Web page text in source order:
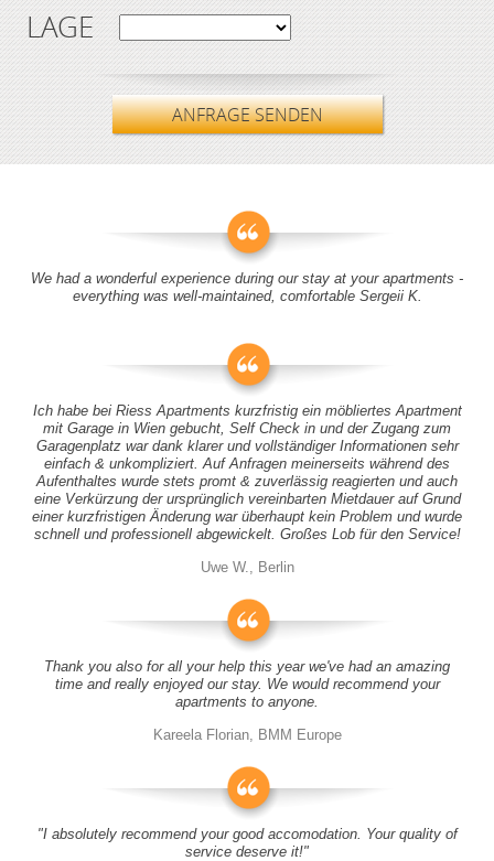
LAGE
ANFRAGE SENDEN
We had a wonderful experience during our stay at your apartments -
everything was well-maintained, comfortable Sergeii K.
Ich habe bei Riess Apartments kurzfristig ein möbliertes Apartment
mit Garage in Wien gebucht, Self Check in und der Zugang zum
Garagenplatz war dank klarer und vollständiger Informationen sehr
einfach & unkompliziert. Auf Anfragen meinerseits während des
Aufenthaltes wurde stets promt & zuverlässig reagierten und auch
eine Verkürzung der ursprünglich vereinbarten Mietdauer auf Grund
einer kurzfristigen Änderung war überhaupt kein Problem und wurde
schnell und professionell abgewickelt. Großes Lob für den Service!
Uwe W., Berlin
Thank you also for all your help this year we've had an amazing
time and really enjoyed our stay. We would recommend your
apartments to anyone.
Kareela Florian, BMM Europe
"I absolutely recommend your good accomodation. Your quality of
service deserve it!"